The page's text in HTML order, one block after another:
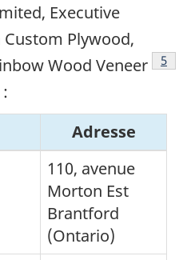
Executive
Plywood,
Wood Veneer
Note
5
Adresse
110, avenue
Morton Est
Brantford
(Ontario)